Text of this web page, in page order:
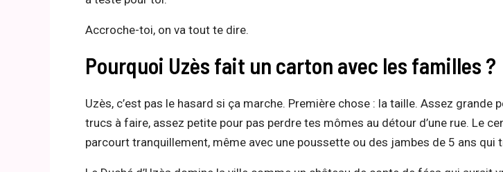
Accroche-toi, on va tout te dire.
Pourquoi Uzès fait un carton avec les familles ?
Uzès, c’est pas le hasard si ça marche. Première chose : la taille. Assez grande
trucs à faire, assez petite pour pas perdre tes mômes au détour d’une rue. Le
parcourt tranquillement, même avec une poussette ou des jambes de 5 ans qui